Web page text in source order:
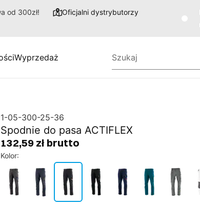
od 300zł! Oficjalni dystrybutorzy
Wyprzedaż
1-05-300-25-36
Spodnie do pasa ACTIFLEX
132,59 zł brutto
Kolor: